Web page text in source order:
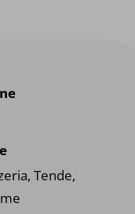
Tende,